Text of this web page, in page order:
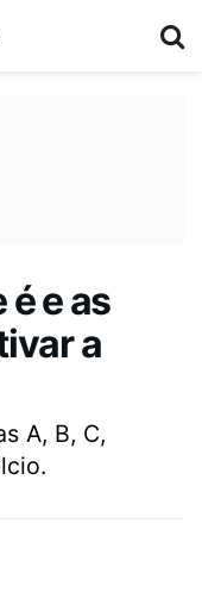
é e as
a
A, B, C,